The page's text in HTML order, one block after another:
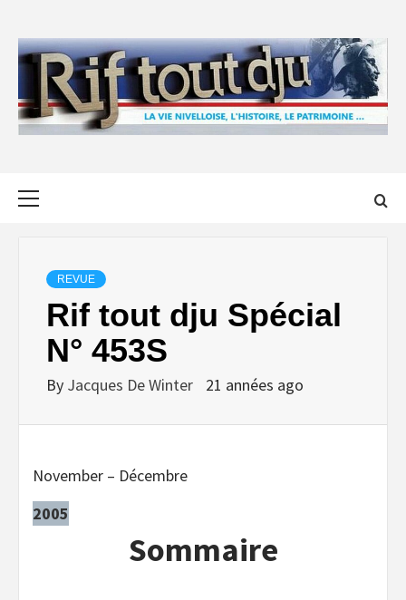
content
REVUE
Rif tout dju Spécial
N° 453S
By Jacques De Winter 21 années ago
November – Décembre
2005
Sommaire